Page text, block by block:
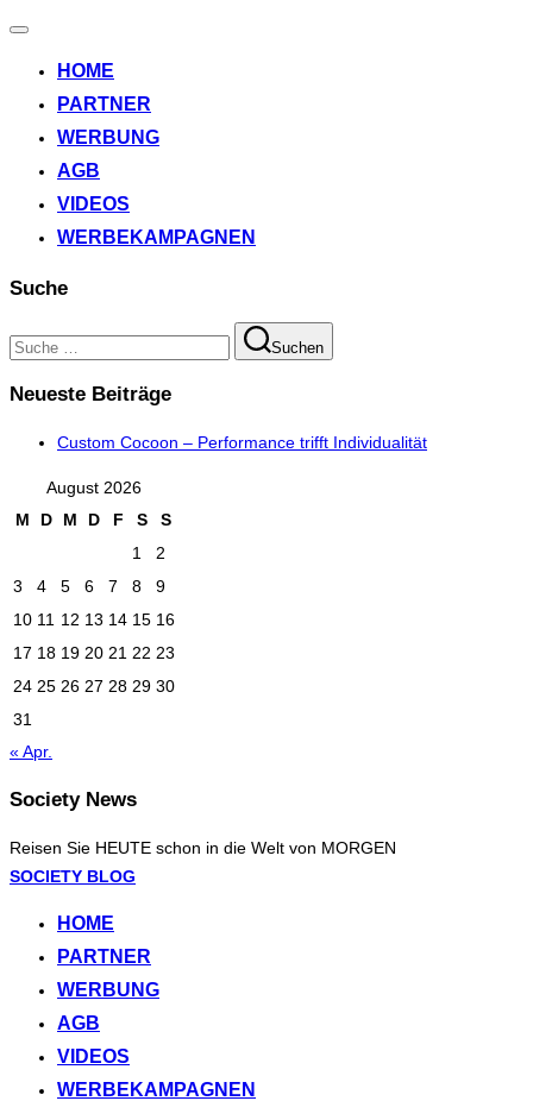
Navigation
HOME
PARTNER
WERBUNG
AGB
VIDEOS
WERBEKAMPAGNEN
Suche
Suchen
nach:
Suchen
Neueste Beiträge
Custom Cocoon – Performance trifft Individualität
August 2026
M
D M D F S
S
1
2
3
4 5 6 7 8
9
10 11 12 13 14 15 16
17 18 19 20 21 22 23
24 25 26 27 28 29 30
31
« Apr.
Society News
Reisen Sie HEUTE schon in die Welt von MORGEN
Zum
springen
SOCIETY BLOG
HOME
PARTNER
WERBUNG
AGB
VIDEOS
WERBEKAMPAGNEN